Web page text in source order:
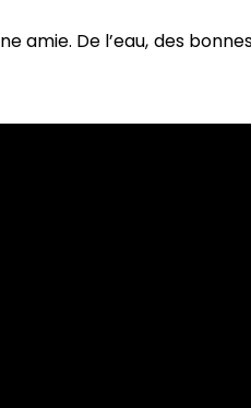
amie. De l’eau, des